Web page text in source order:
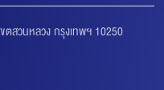
สวนหลวง กรุงเทพฯ 10250